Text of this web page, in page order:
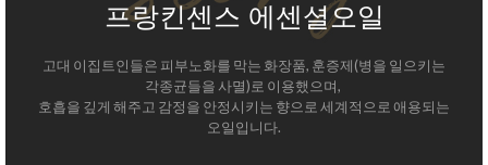
프랑킨센스 에센셜오일
고대 이집트인들은 피부노화를 막는 화장품, 훈증제(병을 일으키는
각종균들을 사멸)로 이용했으며,
호흡을 깊게 해주고 감정을 안정시키는 향으로 세계적으로 애용되는
오일입니다.